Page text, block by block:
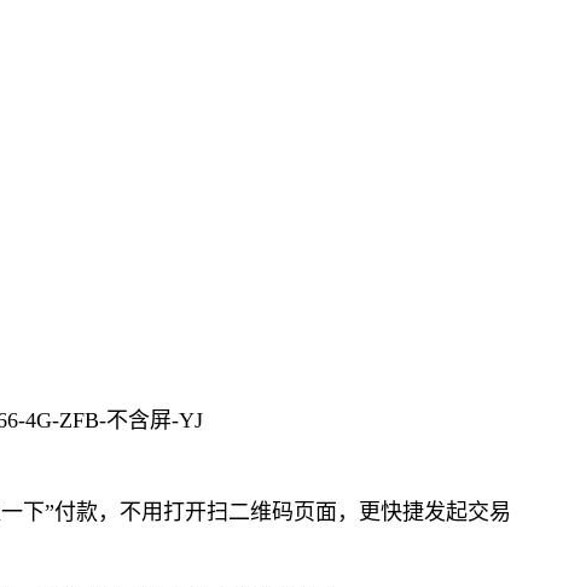
4G-ZFB-不含屏-YJ
下”付款，不用打开扫二维码页面，更快捷发起交易